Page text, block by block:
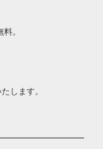
。
します。